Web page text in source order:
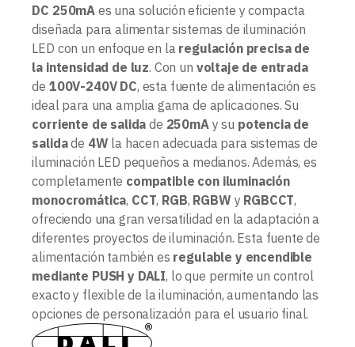
DC 250mA es una solución eficiente y compacta
diseñada para alimentar sistemas de iluminación
LED con un enfoque en la regulación precisa de
la intensidad de luz. Con un voltaje de entrada
de 100V-240V DC, esta fuente de alimentación es
ideal para una amplia gama de aplicaciones. Su
corriente de salida de 250mAy su potencia de
salidade 4W la hacen adecuada para sistemas de
iluminación LED pequeños a medianos. Además, es
completamente compatible con iluminación
monocromática, CCT, RGB, RGBW y RGBCCT,
ofreciendo una gran versatilidad en la adaptación a
diferentes proyectos de iluminación. Esta fuente de
alimentación también es regulable y encendible
mediante PUSH y DALI, lo que permite un control
exacto y flexible de la iluminación, aumentando las
opciones de personalización para el usuario final.